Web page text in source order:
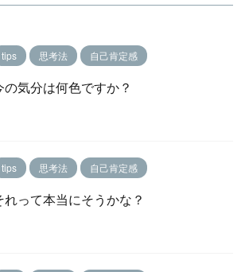
tips 思考法 自己肯定感
の気分は何色ですか？
tips 思考法 自己肯定感
れって本当にそうかな？